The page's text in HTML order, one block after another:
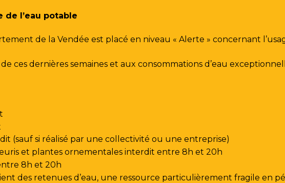
de l’eau potable
de la Vendée est placé en niveau « Alerte » concernant
ces dernières semaines et aux consommations d’eau
(sauf si réalisé par une collectivité ou une entreprise)
et plantes ornementales interdit entre 8h et 20h
8h et 20h
des retenues d’eau, une ressource particulièrement fragile en